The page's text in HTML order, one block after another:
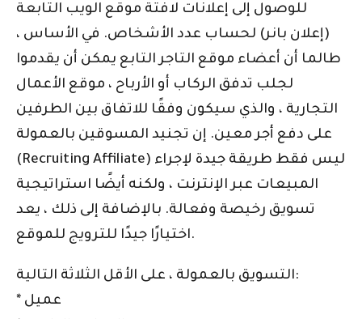
للوصول إلى إعلانات لافتة موقع الويب التابعة
(إعلان بانر) لحساب عدد الأشخاص. في الأساس ،
طالما أن أعضاء موقع التاجر التابع يمكن أن يقدموا
لجلب تدفق الركاب أو الأرباح ، موقع الأعمال
التجارية ، والذي سيكون وفقًا للاتفاق بين الطرفين
على دفع أجر معين. إن تجنيد المسوقين بالعمولة
(Recruiting Affiliate) ليس فقط طريقة جيدة لإجراء
المبيعات عبر الإنترنت ، ولكنه أيضًا استراتيجية
تسويق رخيصة وفعالة. بالإضافة إلى ذلك ، يعد
اختيارًا جيدًا للترويج للموقع.
التسويق بالعمولة ، على الأقل الثلاثة التالية:
* عميل